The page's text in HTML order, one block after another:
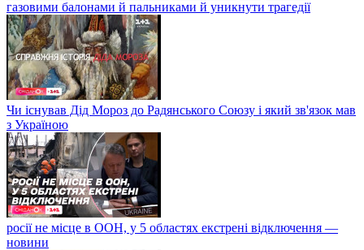
газовими балонами й пальниками й уникнути трагедії
Чи існував Дід Мороз до Радянського Союзу і який зв'язок мав
з Україною
росії не місце в ООН, у 5 областях екстрені відключення —
новини